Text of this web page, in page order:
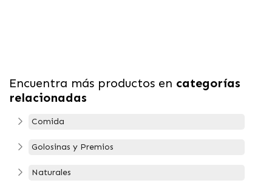
Encuentra más productos en categorías
relacionadas
Comida
Golosinas y Premios
Naturales